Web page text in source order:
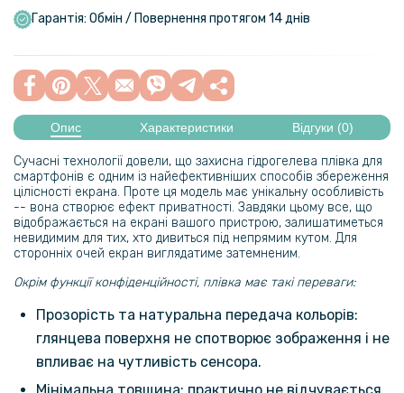
Захисне скло Full Screen Full Glue 3D Tempered Glass для Motorola
Edge 50 Fusion, Black
679 грн
Чохол - книжка Beauty Case для Motorola Edge 50 Fusion із
дзеркалом
569 грн
669 грн
Чохол накладка OMEVE Color Frame для Motorola Razr 50 Ultra /
Razr+ 2024
Чохол-накладка TPU Color Matte Ring для Motorola Edge 40 Pro​
Гарантія: Обмін / Повернення протягом 14 днів
Опис Характеристики Відгуки (0)
Сучасні технології довели, що захисна гідрогелева плівка для
смартфонів є одним із найефективніших способів збереження
цілісності екрана. Проте ця модель має унікальну особливість
-- вона створює ефект приватності. Завдяки цьому все, що
відображається на екрані вашого пристрою, залишатиметься
невидимим для тих, хто дивиться під непрямим кутом. Для
сторонніх очей екран виглядатиме затемненим.
Окрім функції конфіденційності, плівка має такі переваги:
Прозорість та натуральна передача кольорів:
глянцева поверхня не спотворює зображення і не
впливає на чутливість сенсора.